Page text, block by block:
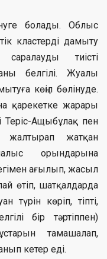
болады. Облыс
кластерді дамыту
тиісті
белгілі. Жуалы
көңіл бөлінуде.
қарекетке жарары
Теріс-Ащыбұлақ пен
жалтырап жатқан
орындарына
ағылып, жасыл
өтіп, шатқалдарда
түрін көріп, тіпті,
бір тәртіппен)
тамашалап,
кетер еді.